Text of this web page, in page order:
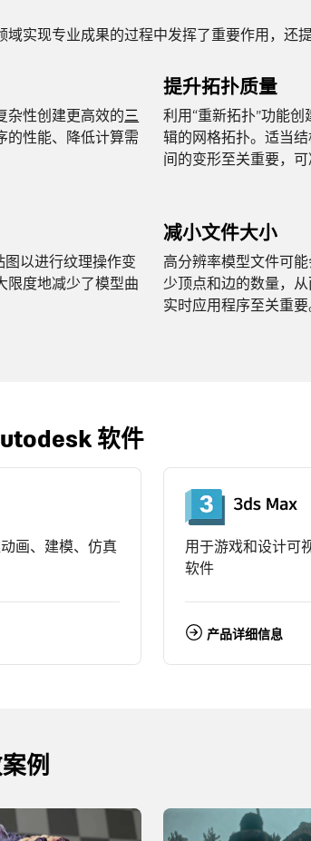
实现专业成果的过程中发挥了重要作用，还提
杂性创建更高效的三
的性能、降低计算需
提升拓扑质量
利用“重新拓扑”功能
辑的网格拓扑。适当
间的变形至关重要，
以进行纹理操作变
限度地减少了模型曲
减小文件大小
高分辨率模型文件可
少顶点和边的数量，
实时应用程序至关重要
软件
画、建模、仿真
用于游戏和设计可
软件
产品详细信息
例